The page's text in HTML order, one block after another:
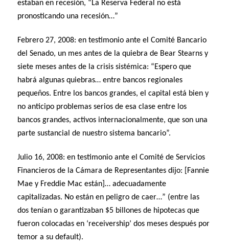
estaban en recesión, “La Reserva Federal no está
pronosticando una recesión…”
Febrero 27, 2008: en testimonio ante el Comité Bancario
del Senado, un mes antes de la quiebra de Bear Stearns y
siete meses antes de la crisis sistémica: “Espero que
habrá algunas quiebras… entre bancos regionales
pequeños. Entre los bancos grandes, el capital está bien y
no anticipo problemas serios de esa clase entre los
bancos grandes, activos internacionalmente, que son una
parte sustancial de nuestro sistema bancario”.
Julio 16, 2008: en testimonio ante el Comité de Servicios
Financieros de la Cámara de Representantes dijo: [Fannie
Mae y Freddie Mac están]… adecuadamente
capitalizadas. No están en peligro de caer…” (entre las
dos tenían o garantizaban $5 billones de hipotecas que
fueron colocadas en ‘receivership’ dos meses después por
temor a su default).